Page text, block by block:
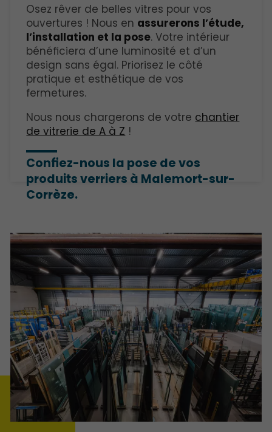
Osez rêver de belles vitres pour vos
ouvertures ! Nous en assurerons l’étude,
l’installation et la pose. Votre intérieur
bénéficiera d’une luminosité et d’un
design sans égal. Priorisez le côté
pratique et esthétique de vos
fermetures.
Nous nous chargerons de votre chantier
de vitrerie de A à Z !
Confiez-nous la pose de vos
produits verriers à Malemort-sur-
Corrèze.